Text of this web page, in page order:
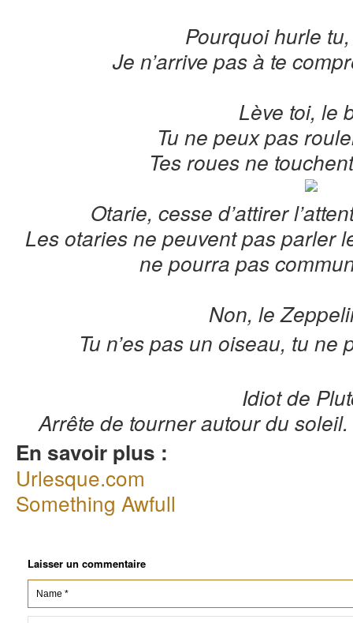
Pourquoi hurle
Je n’arrive pas à te
Lève toi, le
Tu ne peux pas
Tes roues ne
Otarie, cesse d’attirer
Les otaries ne peuvent pas parler
ne pourra pas
Non, le
Tu n’es pas un oiseau, tu ne
Idiot de
Arrête de tourner autour du
En savoir plus :
Urlesque.com
Something Awfull
Laisser un commentaire